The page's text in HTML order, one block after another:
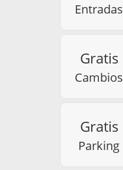
entradas
gratis
cambios
gratis
parking